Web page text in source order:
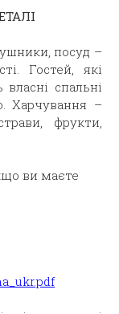
посуд –
Гостей, які
спальні
Харчування –
фрукти,
ви маєте